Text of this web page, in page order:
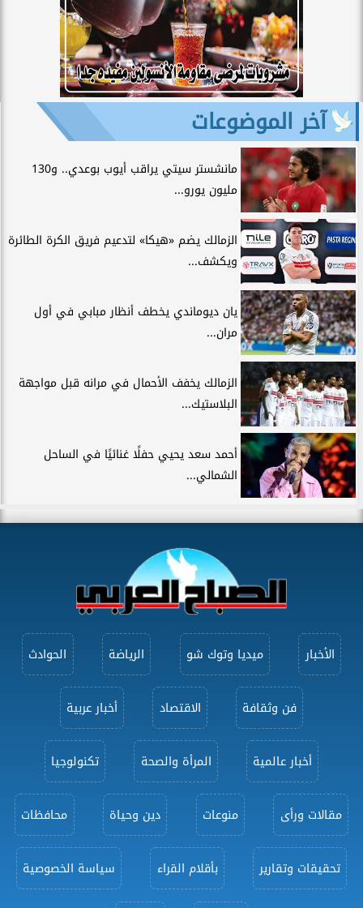
آخر الموضوعات
مانشستر سيتي يراقب أيوب بوعدي.. و130
مليون يورو...
الزمالك يضم «هيكا» لتدعيم فريق الكرة الطائرة
ويكشف...
يان ديوماندي يخطف أنظار مبابي في أول
مران...
الزمالك يخفف الأحمال في مرانه قبل مواجهة
البلاستيك...
أحمد سعد يحيي حفلًا غنائيًا في الساحل
الشمالي...
الأخبار ميديا وتوك شو الرياضة الحوادث
فن وثقافة الاقتصاد أخبار عربية
أخبار عالمية المرأة والصحة تكنولوجيا
مقالات ورأى منوعات دين وحياة محافظات
تحقيقات وتقارير بأقلام القراء سياسة الخصوصية